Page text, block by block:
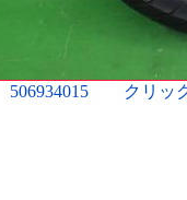
506934015 クリッ